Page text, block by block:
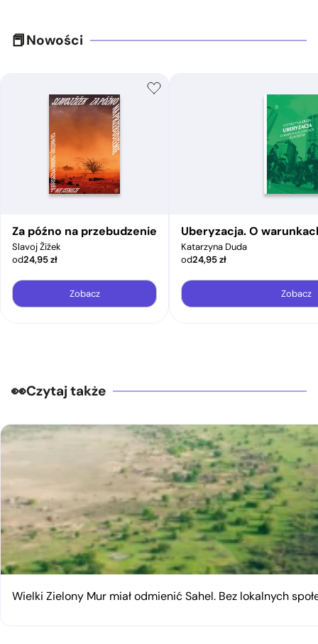
Nowości
Za późno na przebudzenie
Slavoj Žižek
od24,95zł
Zobacz
Uberyzacja. O
Katarzyna Duda
od24,95zł
Zobacz
Czytaj także
Wielki Zielony Mur miał odmienić Sahel. Bez lokalnych